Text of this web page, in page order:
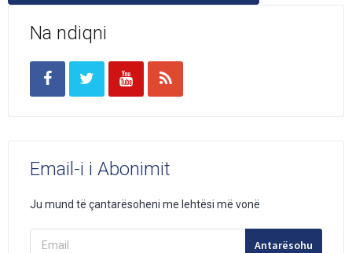
Na ndiqni
Email-i i Abonimit
Ju mund të çantarësoheni me lehtësi më vonë
Antarësohu